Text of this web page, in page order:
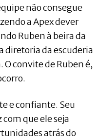
não consegue
a Apex dever
Ruben à beira da
diretoria da escuderia
convite de Ruben é,
e confiante. Seu
que ele seja
atrás do